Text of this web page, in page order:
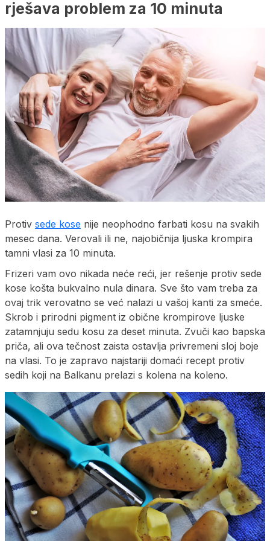
rješava problem za 10 minuta
Protiv sede kose nije neophodno farbati kosu na svakih
mesec dana. Verovali ili ne, najobičnija ljuska krompira
tamni vlasi za 10 minuta.
Frizeri vam ovo nikada neće reći, jer rešenje protiv sede
kose košta bukvalno nula dinara. Sve što vam treba za
ovaj trik verovatno se već nalazi u vašoj kanti za smeće.
Skrob i prirodni pigment iz obične krompirove ljuske
zatamnjuju sedu kosu za deset minuta. Zvuči kao bapska
priča, ali ova tečnost zaista ostavlja privremeni sloj boje
na vlasi. To je zapravo najstariji domaći recept protiv
sedih koji na Balkanu prelazi s kolena na koleno.